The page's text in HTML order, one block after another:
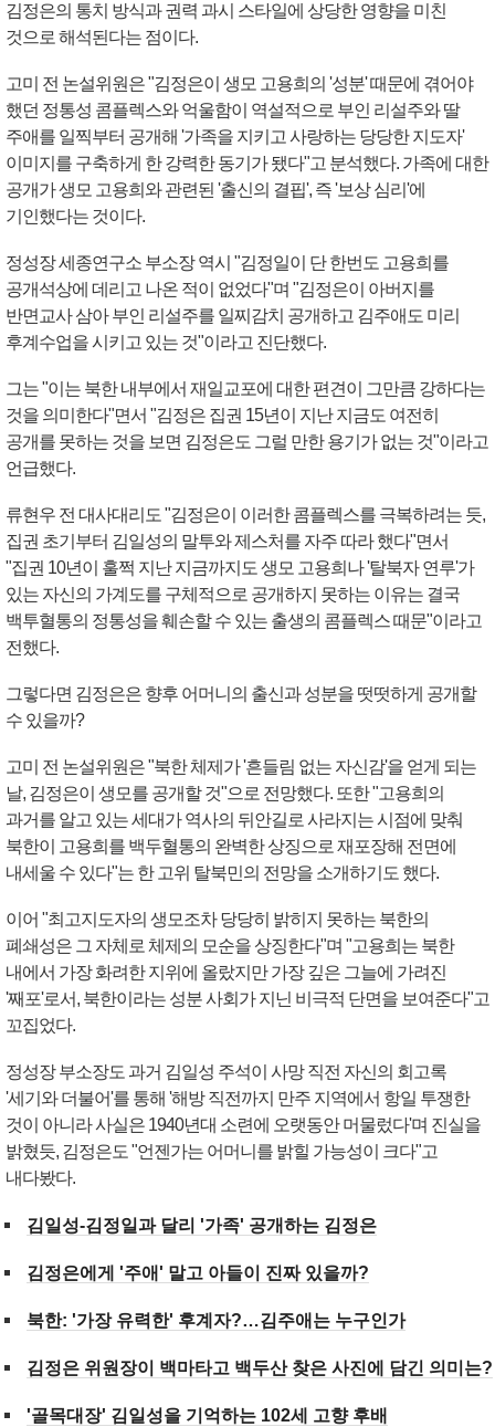
김정은의 통치 방식과 권력 과시 스타일에 상당한 영향을 미친
것으로 해석된다는 점이다.
고미 전 논설위원은 "김정은이 생모 고용희의 '성분' 때문에 겪어야
했던 정통성 콤플렉스와 억울함이 역설적으로 부인 리설주와 딸
주애를 일찍부터 공개해 '가족을 지키고 사랑하는 당당한 지도자'
이미지를 구축하게 한 강력한 동기가 됐다"고 분석했다. 가족에 대한
공개가 생모 고용희와 관련된 '출신의 결핍', 즉 '보상 심리'에
기인했다는 것이다.
정성장 세종연구소 부소장 역시 "김정일이 단 한번도 고용희를
공개석상에 데리고 나온 적이 없었다"며 "김정은이 아버지를
반면교사 삼아 부인 리설주를 일찌감치 공개하고 김주애도 미리
후계수업을 시키고 있는 것"이라고 진단했다.
그는 "이는 북한 내부에서 재일교포에 대한 편견이 그만큼 강하다는
것을 의미한다"면서 "김정은 집권 15년이 지난 지금도 여전히
공개를 못하는 것을 보면 김정은도 그럴 만한 용기가 없는 것"이라고
언급했다.
류현우 전 대사대리도 "김정은이 이러한 콤플렉스를 극복하려는 듯,
집권 초기부터 김일성의 말투와 제스처를 자주 따라 했다"면서
"집권 10년이 훌쩍 지난 지금까지도 생모 고용희나 '탈북자 연루'가
있는 자신의 가계도를 구체적으로 공개하지 못하는 이유는 결국
백투혈통의 정통성을 훼손할 수 있는 출생의 콤플렉스 때문"이라고
전했다.
그렇다면 김정은은 향후 어머니의 출신과 성분을 떳떳하게 공개할
수 있을까?
고미 전 논설위원은 "북한 체제가 '흔들림 없는 자신감'을 얻게 되는
날, 김정은이 생모를 공개할 것"으로 전망했다. 또한 "고용희의
과거를 알고 있는 세대가 역사의 뒤안길로 사라지는 시점에 맞춰
북한이 고용희를 백두혈통의 완벽한 상징으로 재포장해 전면에
내세울 수 있다"는 한 고위 탈북민의 전망을 소개하기도 했다.
이어 "최고지도자의 생모조차 당당히 밝히지 못하는 북한의
폐쇄성은 그 자체로 체제의 모순을 상징한다"며 "고용희는 북한
내에서 가장 화려한 지위에 올랐지만 가장 깊은 그늘에 가려진
'째포'로서, 북한이라는 성분 사회가 지닌 비극적 단면을 보여준다"고
꼬집었다.
정성장 부소장도 과거 김일성 주석이 사망 직전 자신의 회고록
'세기와 더불어'를 통해 '해방 직전까지 만주 지역에서 항일 투쟁한
것이 아니라 사실은 1940년대 소련에 오랫동안 머물렀다'며 진실을
밝혔듯, 김정은도 "언젠가는 어머니를 밝힐 가능성이 크다"고
내다봤다.
김일성-김정일과 달리 '가족' 공개하는 김정은
김정은에게 '주애' 말고 아들이 진짜 있을까?
북한: '가장 유력한' 후계자?…김주애는 누구인가
김정은 위원장이 백마타고 백두산 찾은 사진에 담긴 의미는?
'골목대장' 김일성을 기억하는 102세 고향 후배